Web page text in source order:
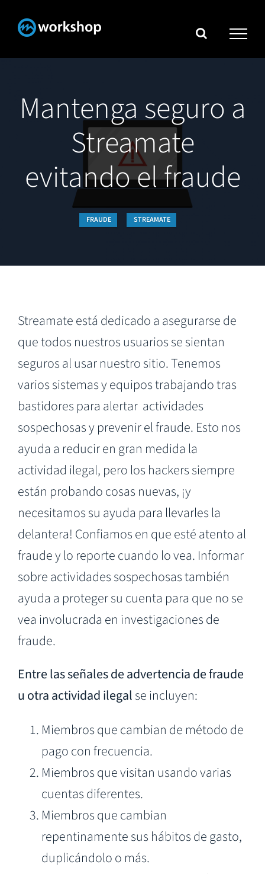
Mantenga seguro a
Streamate
evitando el fraude
FRAUDE STREAMATE
Streamate está dedicado a asegurarse de
que todos nuestros usuarios se sientan
seguros al usar nuestro sitio. Tenemos
varios sistemas y equipos trabajando tras
bastidores para alertar actividades
sospechosas y prevenir el fraude. Esto nos
ayuda a reducir en gran medida la
actividad ilegal, pero los hackers siempre
están probando cosas nuevas, ¡y
necesitamos su ayuda para llevarles la
delantera! Confiamos en que esté atento al
fraude y lo reporte cuando lo vea. Informar
sobre actividades sospechosas también
ayuda a proteger su cuenta para que no se
vea involucrada en investigaciones de
fraude.
Entre las señales de advertencia de fraude
u otra actividad ilegalse incluyen:
Miembros que cambian de método de
pago con frecuencia.
Miembros que visitan usando varias
cuentas diferentes.
Miembros que cambian
repentinamente sus hábitos de gasto,
duplicándolo o más.